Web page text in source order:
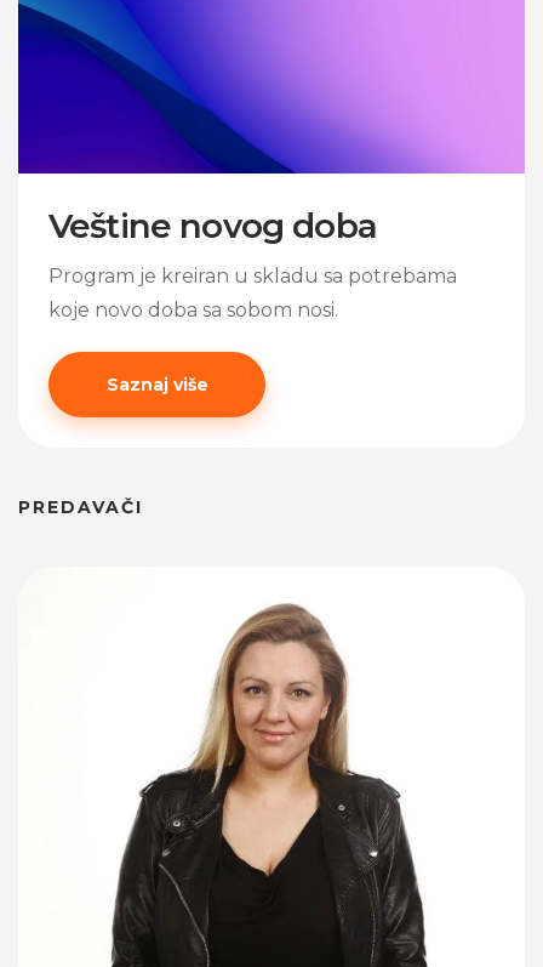
Veštine novog doba
Program je kreiran u skladu sa potrebama
koje novo doba sa sobom nosi.
Saznaj više
PREDAVAČI